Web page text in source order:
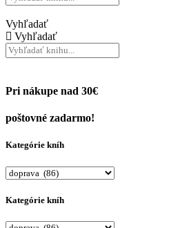
Vyhľadať
Vyhľadať
Pri nákupe nad 30€
poštovné zadarmo!
Kategórie kníh
Kategórie kníh